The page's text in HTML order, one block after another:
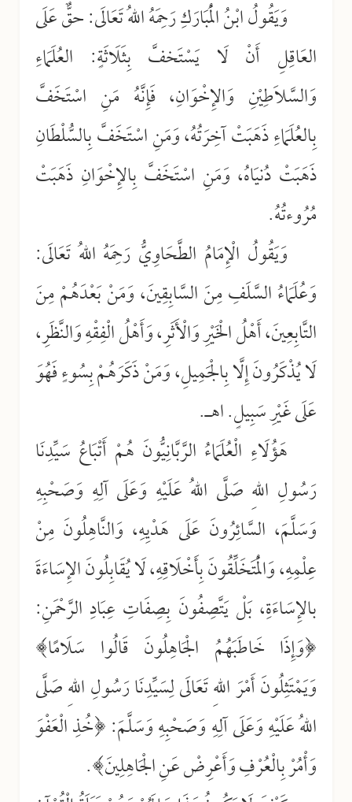
وَيَقُولُ ابْنُ الْمُبَارَكِ رَحِمَهُ اللهُ تَعَالَى: حقٌّ عَلَى
العَاقِلِ أَنْ لَا يَسْتَخفَّ بِثَلَاثَةٍ: العُلَمَاءِ
وَالسَّلاَطِيْنِ وَالإِخْوَانِ، فَإِنَّهُ مَنِ اسْتَخَفَّ
بِالعُلَمَاءِ ذَهَبَتْ آخِرَتُهُ، وَمَنِ اسْتَخَفَّ بِالسُّلْطَانِ
ذَهَبَتْ دُنيَاهُ، وَمَنِ اسْتَخَفَّ بِالإِخْوَانِ ذَهَبَتْ
مُرُوءتُهُ.
وَيَقُولُ الْإِمَامُ الطَّحَاوِيُّ رَحِمَهُ اللهُ تَعَالَى:
وَعُلَمَاءُ السَّلَفِ مِنَ السَّابِقِينَ، وَمَنْ بَعْدَهُمْ مِنَ
التَّابِعِينَ، أَهْلُ الْخَيْرِ وَالْأَثَرِ، وَأَهْلُ الْفِقْهِ وَالنَّظَرِ،
لَا يُذْكَرُونَ إِلَّا بِالْجَمِيلِ، وَمَنْ ذَكَرَهُمْ بِسُوءٍ فَهُوَ
عَلَى غَيْرِ سَبِيلٍ. اهـ.
هَؤُلَاءِ الْعُلَمَاءُ الرَّبَّانِيُّونَ هُمْ أَتْبَاعُ سَيِّدِنَا
رَسُولِ اللهِ صَلَّى اللهُ عَلَيْهِ وَعَلَى آلِهِ وَصَحْبِهِ
وَسَلَّمَ، السَّائِرُونَ عَلَى هَدْيِهِ، وَالنَّاهِلُونَ مِنْ
عِلْمِهِ، وَالْمُتَخَلِّقُونَ بِأَخْلَاقِهِ، لَا يُقَابِلُونَ الإِسَاءَةَ
بالإِسَاءَةِ، بَلْ يَتَّصِفُونَ بِصِفَاتِ عِبَادِ الرَّحْمَنِ:
﴿وَإِذَا خَاطَبَهُمُ الْجَاهِلُونَ قَالُوا سَلَامًا﴾
وَيَمْتَثِلُونَ أَمْرَ اللهِ تَعَالَى لِسَيِّدِنَا رَسُولِ اللهِ صَلَّى
اللهُ عَلَيْهِ وَعَلَى آلِهِ وَصَحْبِهِ وَسَلَّمَ: ﴿خُذِ الْعَفْوَ
وَأْمُرْ بِالْعُرْفِ وَأَعْرِضْ عَنِ الْجَاهِلِينَ﴾.